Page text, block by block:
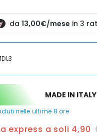
30,
doccia
pioggia
MADE IN ITALY
nelle ultime 8 ore
express a soli 4,90